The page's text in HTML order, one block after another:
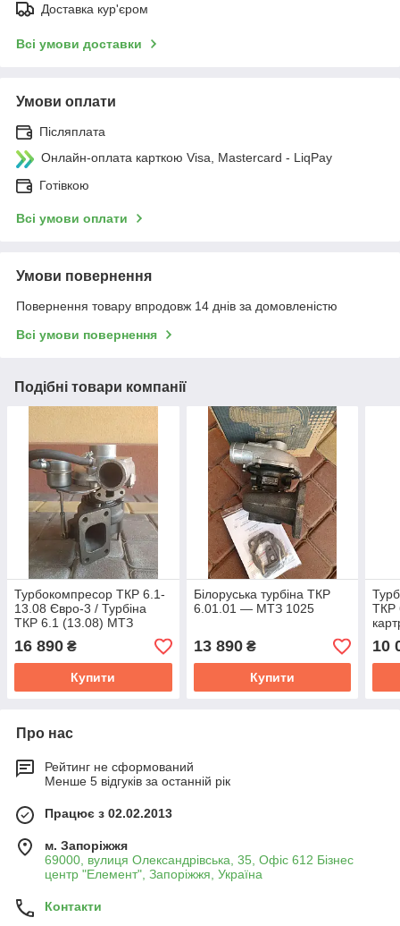
Доставка кур'єром
Всі умови доставки
Умови оплати
Післяплата
Онлайн-оплата карткою Visa, Mastercard - LiqPay
Готівкою
Всі умови оплати
Умови повернення
Повернення товару впродовж 14 днів за домовленістю
Всі умови повернення
Подібні товари компанії
Турбокомпресор ТКР 6.1-
13.08 Євро-3 / Турбіна
ТКР 6.1 (13.08) МТЗ
Д-245.2S2
16 890 ₴
Купити
Білоруська турбіна ТКР
6.01.01 — МТЗ 1025
13 890₴
Купити
ТКР
10
Про нас
Рейтинг не сформований
Менше 5 відгуків за останній рік
Працює з 02.02.2013
м. Запоріжжя
69000, вулиця Олександрівська, 35, Офіс 612 Бізнес
центр "Елемент", Запоріжжя, Україна
Контакти